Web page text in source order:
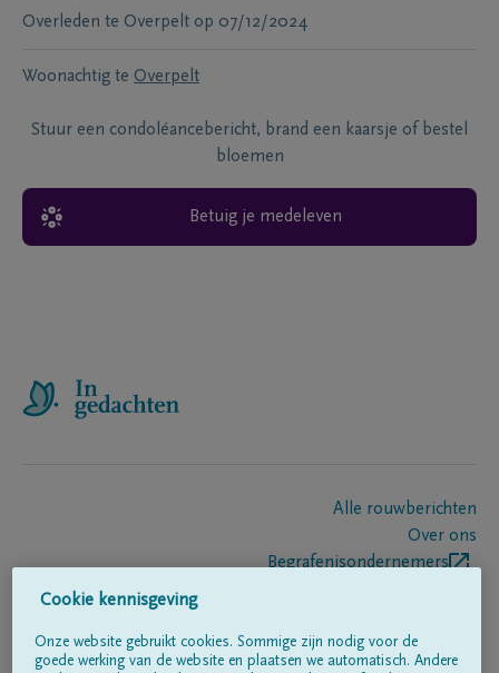
Overleden te Overpelt op 07/12/2024
Woonachtig te Overpelt
Stuur een condoléancebericht, brand een kaarsje of bestel
bloemen
Betuig je medeleven
Alle rouwberichten
Over ons
Begrafenisondernemers
Cookie kennisgeving
Onze website gebruikt cookies. Sommige zijn nodig voor de
goede werking van de website en plaatsen we automatisch. Andere